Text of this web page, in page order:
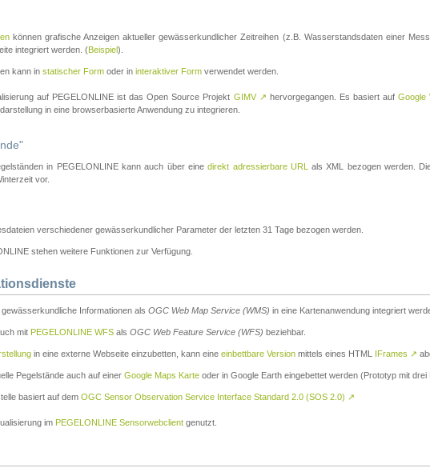
können grafische Anzeigen aktueller gewässerkundlicher Zeitreihen (z.B. Wasserstandsdaten einer
integriert werden. (Beispiel).
kann in statischer Form oder in interaktiver Form verwendet werden.
auf PEGELONLINE ist das Open Source Projekt GIMV ↗ hervorgegangen. Es basiert auf Google
in eine browserbasierte Anwendung zu integrieren.
in PEGELONLINE kann auch über einedirekt adressierbare URL
als XML bezogen werden.
vor.
verschiedener gewässerkundlicher Parameter der letzten 31 Tage bezogen werden.
stehen weitere Funktionen zur Verfügung.
gewässerkundliche Informationen als OGC Web Map Service (WMS) in eine Kartenanwendung integriert
mit PEGELONLINE WFS als OGC Web Feature Service (WFS) beziehbar.
in eine externe Webseite einzubetten, kann eine einbettbare Version mittels eines HTML IFrames ↗
Pegelstände auch auf einer Google Maps Karte oder in Google Earth eingebettet werden (Prototyp mit drei
basiert auf dem OGC Sensor Observation Service Interface Standard 2.0 (SOS 2.0) ↗
im PEGELONLINE Sensorwebclient genutzt.